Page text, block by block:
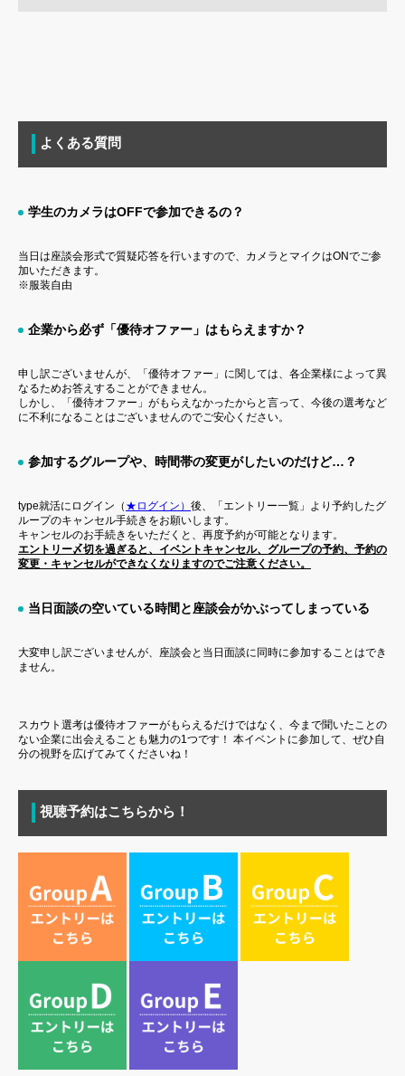
よくある質問
学生のカメラはOFFで参加できるの？
当日は座談会形式で質疑応答を行いますので、カメラとマイクはONでご参
加いただきます。
※服装自由
企業から必ず「優待オファー」はもらえますか？
申し訳ございませんが、「優待オファー」に関しては、各企業様によって異
なるためお答えすることができません。
しかし、「優待オファー」がもらえなかったからと言って、今後の選考など
に不利になることはございませんのでご安心ください。
参加するグループや、時間帯の変更がしたいのだけど…？
type就活にログイン（ ★ログイン） 後、「エントリー一覧」より予約したグ
ループのキャンセル手続きをお願いします。
キャンセルのお手続きをいただくと、再度予約が可能となります。
エントリー〆切を過ぎると、イベントキャンセル、グループの予約、予約の
変更・キャンセルができなくなりますのでご注意ください。
当日面談の空いている時間と座談会がかぶってしまっている
大変申し訳ございませんが、座談会と当日面談に同時に参加することはでき
ません。
スカウト選考は優待オファーがもらえるだけではなく、今まで聞いたことの
ない企業に出会えることも魅力の1つです！ 本イベントに参加して、ぜひ自
分の視野を広げてみてくださいね！
視聴予約はこちらから！